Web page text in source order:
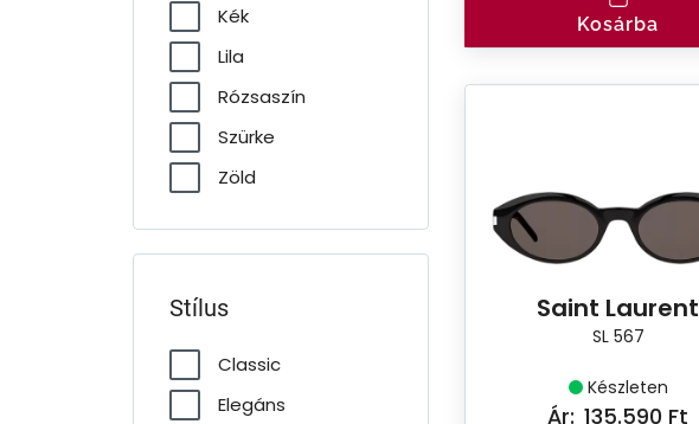
Kék
Lila
Rózsaszín
Szürke
Zöld
Stílus
Classic
Elegáns
Kosárba
Saint Laurent
SL 567
Készleten
Ár: 135.590 Ft